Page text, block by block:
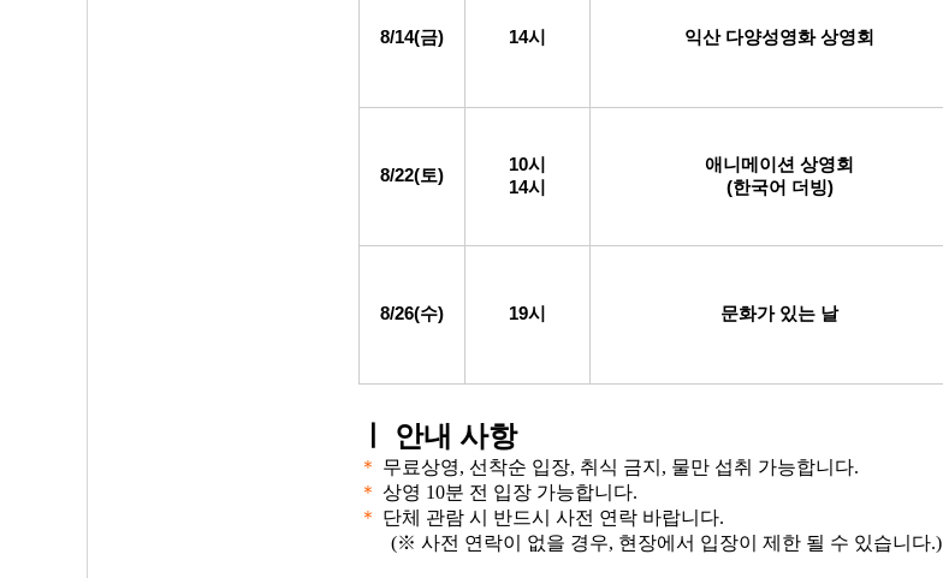
8/14(금) 14시 익산 다양성영화 상영회
8/22(토)
10시
14시
애니메이션 상영회
(한국어 더빙)
8/26(수) 19시 문화가 있는 날
안내 사항
＊ 무료상영, 선착순 입장, 취식 금지, 물만 섭취 가능합니다.
＊ 상영 10분 전 입장 가능합니다.
＊ 단체 관람 시 반드시 사전 연락 바랍니다.
(※ 사전 연락이 없을 경우, 현장에서 입장이 제한 될 수 있습니다.)